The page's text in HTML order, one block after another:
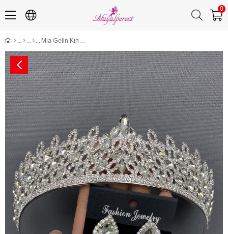
0
Mia Gelin Kına Tacı ve Küpesi